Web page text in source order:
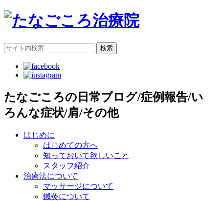
検索
たなごころの日常ブログ/症例報告/い
ろんな症状/肩/その他
はじめに
はじめての方へ
知っておいて欲しいこと
スタッフ紹介
治療法について
マッサージについて
鍼灸について